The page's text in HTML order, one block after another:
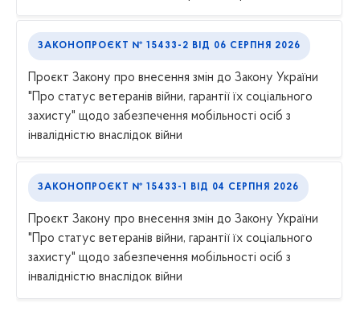
ЗАКОНОПРОЄКТ № 15433-2 ВІД 06 СЕРПНЯ 2026
Проєкт Закону про внесення змін до Закону України
"Про статус ветеранів війни, гарантії їх соціального
захисту" щодо забезпечення мобільності осіб з
інвалідністю внаслідок війни
ЗАКОНОПРОЄКТ № 15433-1 ВІД 04 СЕРПНЯ 2026
Проєкт Закону про внесення змін до Закону України
"Про статус ветеранів війни, гарантії їх соціального
захисту" щодо забезпечення мобільності осіб з
інвалідністю внаслідок війни